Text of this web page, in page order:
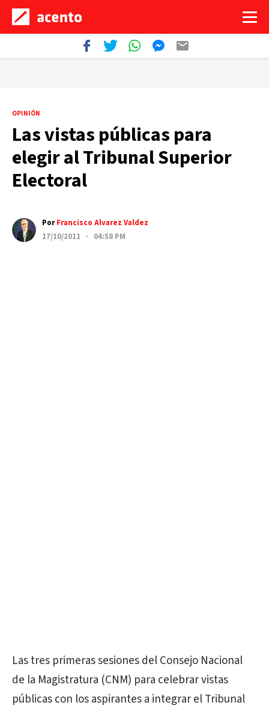
OPINIÓN
Las vistas públicas para
elegir al Tribunal Superior
Electoral
PorFrancisco Alvarez Valdez
17/10/2011 · 04:58 PM
Las tres primeras sesiones del Consejo Nacional
de la Magistratura (CNM) para celebrar vistas
públicas con los aspirantes a integrar el Tribunal